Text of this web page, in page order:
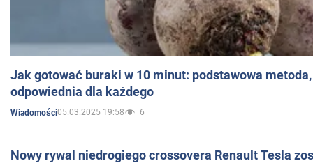
Jak gotować buraki w 10 minut: podstawowa
odpowiednia dla każdego
Wiadomości05.03.2025 19:58 6
Nowy rywal niedrogiego crossovera Renault Tesla